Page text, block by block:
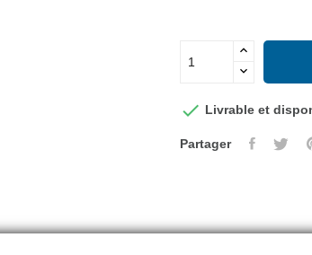
Charge de travail max
Charge de rupture
 Livrable et
Partager